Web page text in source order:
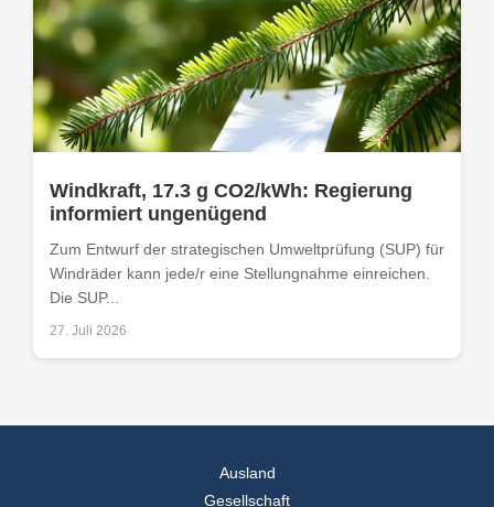
Windkraft, 17.3 g CO2/kWh: Regierung
informiert ungenügend
Zum Entwurf der strategischen Umweltprüfung (SUP) für
Windräder kann jede/r eine Stellungnahme einreichen.
Die SUP...
27. Juli 2026
Ausland
Gesellschaft